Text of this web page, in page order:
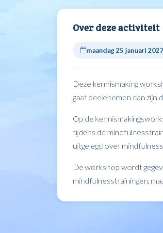
Over deze activiteit
maandag 25 januari 2027
Deze kennismaking
gaat deelenemen dan zijn
Op de
tijdens de
uitgelegd over
De workshop wordt
mindfulnesstrainingen,